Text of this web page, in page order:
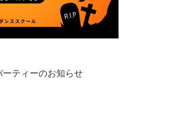
ーティーのお知らせ